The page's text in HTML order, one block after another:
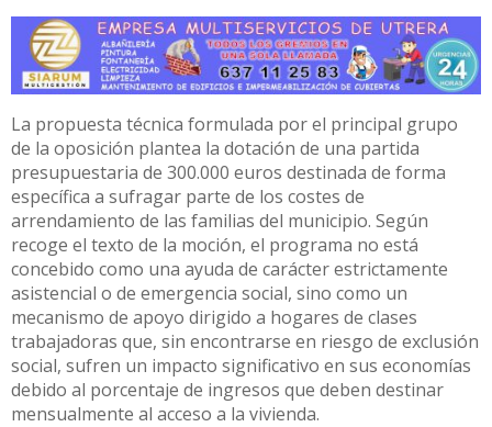
La propuesta técnica formulada por el principal grupo
de la oposición plantea la dotación de una partida
presupuestaria de 300.000 euros destinada de forma
específica a sufragar parte de los costes de
arrendamiento de las familias del municipio. Según
recoge el texto de la moción, el programa no está
concebido como una ayuda de carácter estrictamente
asistencial o de emergencia social, sino como un
mecanismo de apoyo dirigido a hogares de clases
trabajadoras que, sin encontrarse en riesgo de exclusión
social, sufren un impacto significativo en sus economías
debido al porcentaje de ingresos que deben destinar
mensualmente al acceso a la vivienda.